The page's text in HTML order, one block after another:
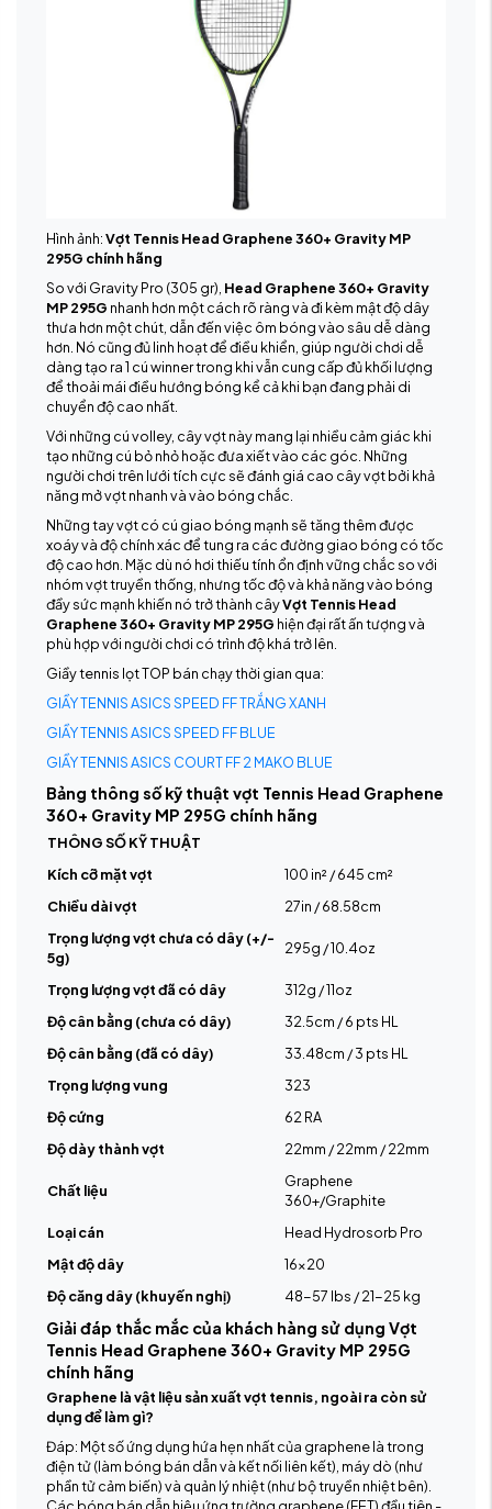
Hình ảnh:Vợt Tennis Head Graphene 360+ Gravity MP
295G chính hãng
So với Gravity Pro (305 gr), Head Graphene 360+ Gravity
MP 295G nhanh hơn một cách rõ ràng và đi kèm mật độ dây
thưa hơn một chút, dẫn đến việc ôm bóng vào sâu dễ dàng
hơn. Nó cũng đủ linh hoạt để điều khiển, giúp người chơi dễ
dàng tạo ra 1 cú winner trong khi vẫn cung cấp đủ khối lượng
để thoải mái điều hướng bóng kể cả khi bạn đang phải di
chuyển độ cao nhất.
Với những cú volley, cây vợt này mang lại nhiều cảm giác khi
tạo những cú bỏ nhỏ hoặc đưa xiết vào các góc. Những
người chơi trên lưới tích cực sẽ đánh giá cao cây vợt bởi khả
năng mở vợt nhanh và vào bóng chắc.
Những tay vợt có cú giao bóng mạnh sẽ tăng thêm được
xoáy và độ chính xác để tung ra các đường giao bóng có tốc
độ cao hơn. Mặc dù nó hơi thiếu tính ổn định vững chắc so với
nhóm vợt truyền thống, nhưng tốc độ và khả năng vào bóng
đầy sức mạnh khiến nó trở thành câyVợt Tennis Head
Graphene 360+ Gravity MP 295G hiện đại rất ấn tượng và
phù hợp với người chơi có trình độ khá trở lên.
Giầy tennis lọt TOP bán chạy thời gian qua:
GIẦY TENNIS ASICS SPEED FF TRẮNG XANH
GIẦY TENNIS ASICS SPEED FF BLUE
GIẦY TENNIS ASICS COURT FF 2 MAKO BLUE
Bảng thông số kỹ thuật vợt Tennis Head Graphene
360+ Gravity MP 295G chính hãng
THÔNG SỐ KỸ THUẬT
Kích cỡ mặt vợt
100 in² / 645 cm²
Chiều dài vợt
27in / 68.58cm
Trọng lượng vợt chưa có dây (+/-
5g)
295g / 10.4oz
Trọng lượng vợt đã có dây
312g / 11oz
Độ cân bằng (chưa có dây)
32.5cm / 6 pts HL
Độ cân bằng (đã có dây)
33.48cm / 3 pts HL
Trọng lượng vung
323
Độ cứng
62 RA
Độ dày thành vợt
22mm / 22mm / 22mm
Chất liệu
Graphene
360+/Graphite
Loại cán
Head Hydrosorb Pro
Mật độ dây
16x20
Độ căng dây (khuyến nghị)
48-57 lbs / 21-25 kg
Giải đáp thắc mắc của khách hàng sử dụng Vợt
Tennis Head Graphene 360+ Gravity MP 295G
chính hãng
Graphene là vật liệu sản xuất vợt tennis, ngoài ra còn sử
dụng để làm gì?
Đáp: Một số ứng dụng hứa hẹn nhất của graphene là trong
điện tử (làm bóng bán dẫn và kết nối liên kết), máy dò (như
phần tử cảm biến) và quản lý nhiệt (như bộ truyền nhiệt bên).